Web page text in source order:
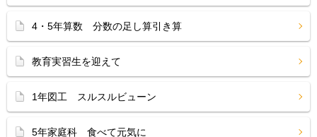
4・5年算数 分数の足し算引き算
教育実習生を迎えて
1年図工 スルスルビューン
5年家庭科 食べて元気に